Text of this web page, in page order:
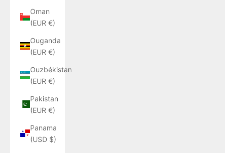
Oman
(EUR €)
Ouganda
(EUR €)
Ouzbékistan
(EUR €)
Pakistan
(EUR €)
Panama
(USD $)